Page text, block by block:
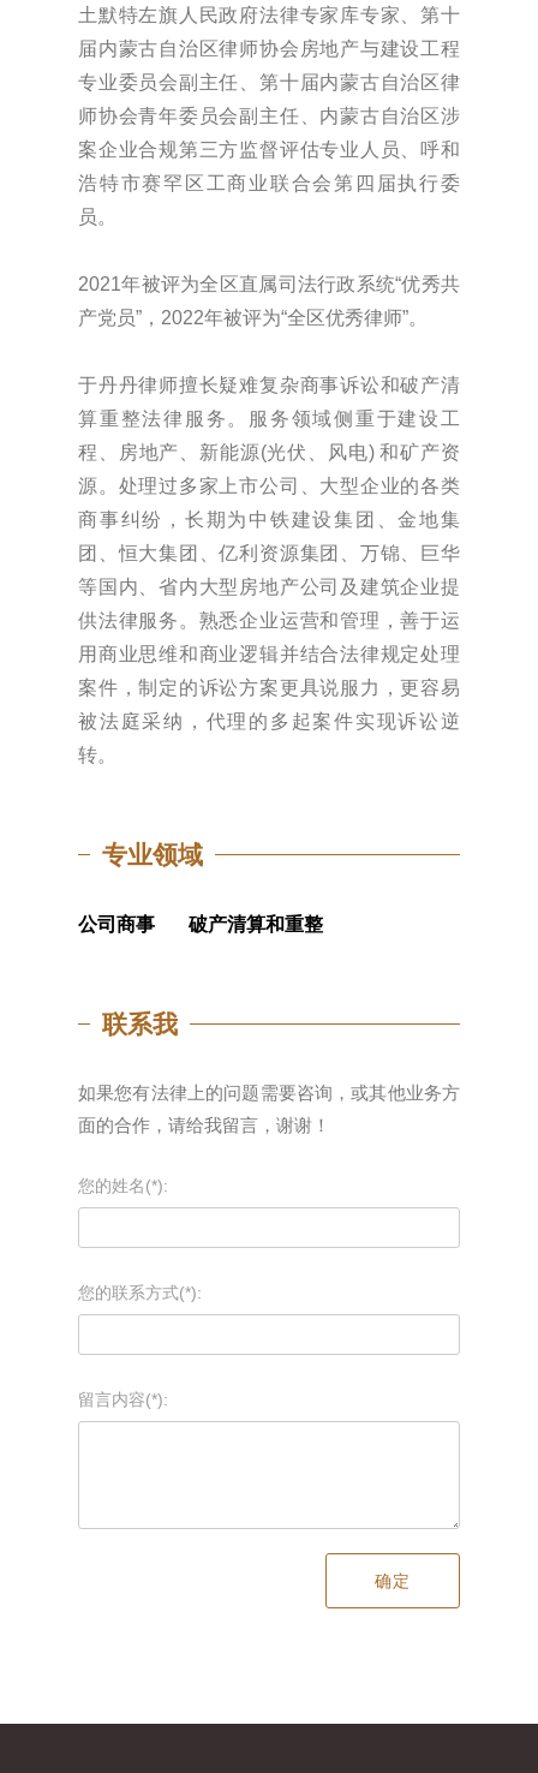
土默特左旗人民政府法律专家库专家、第十
届内蒙古自治区律师协会房地产与建设工程
专业委员会副主任、第十届内蒙古自治区律
师协会青年委员会副主任、内蒙古自治区涉
案企业合规第三方监督评估专业人员、呼和
浩特市赛罕区工商业联合会第四届执行委
员。
2021年被评为全区直属司法行政系统“优秀共
产党员”，2022年被评为“全区优秀律师”。
于丹丹律师擅长疑难复杂商事诉讼和破产清
算重整法律服务。服务领域侧重于建设工
程、房地产、新能源(光伏、风电) 和矿产资
源。处理过多家上市公司、大型企业的各类
商事纠纷，长期为中铁建设集团、金地集
团、恒大集团、亿利资源集团、万锦、巨华
等国内、省内大型房地产公司及建筑企业提
供法律服务。熟悉企业运营和管理，善于运
用商业思维和商业逻辑并结合法律规定处理
案件，制定的诉讼方案更具说服力，更容易
被法庭采纳，代理的多起案件实现诉讼逆
转。
专业领域
公司商事 破产清算和重整
联系我
如果您有法律上的问题需要咨询，或其他业务方
面的合作，请给我留言，谢谢！
您的姓名(*):
您的联系方式(*):
留言内容(*):